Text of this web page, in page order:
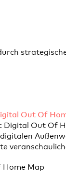
Out Of
Out Of